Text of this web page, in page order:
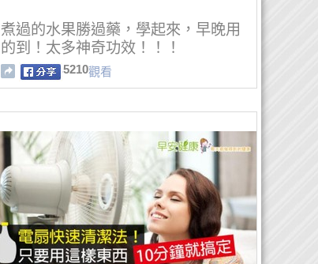
煮過的水果勝過藥，學起來，早晚用
的到！太多神奇功效！！！
5210觀看